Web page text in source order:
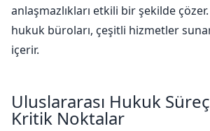
anlaşmazlıkları etkili bir şekilde
hukuk büroları, çeşitli hizmetler
içerir.
Uluslararası Hukuk
Kritik Noktalar